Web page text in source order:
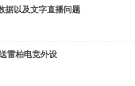
据以及文字直播问题
雷柏电竞外设